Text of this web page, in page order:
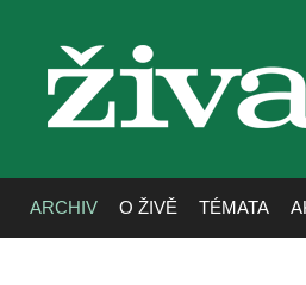
živa
ARCHIV O ŽIVĚ TÉMATA